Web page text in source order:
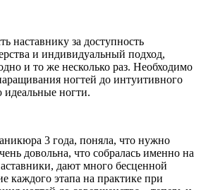
наставнику за доступность
и индивидуальный подход,
и то же несколько раз. Необходимо
ногтей до интуитивного
идеальные ногти.
3 года, поняла, что нужно
довольна, что собралась именно на
дают много бесценной
каждого этапа на практике при